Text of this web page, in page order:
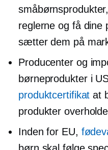
reglerne og få dine
sætter dem på
Producenter og
børneprodukter i
produktcertifikat at
produkter
Inden for EU,